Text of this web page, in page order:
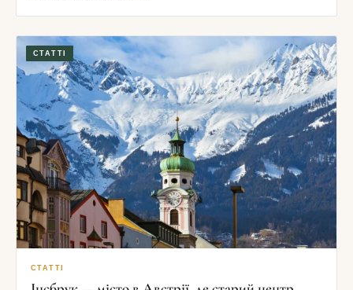
СТАТТІ
СТАТТІ